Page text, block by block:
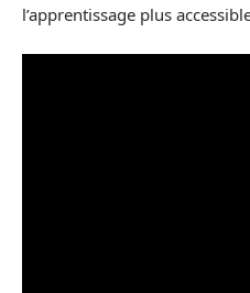
l’apprentissage plus